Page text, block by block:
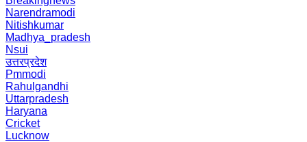
Narendramodi
Nitishkumar
Madhya_pradesh
Nsui
उत्तरप्रदेश
Pmmodi
Rahulgandhi
Uttarpradesh
Haryana
Cricket
Lucknow